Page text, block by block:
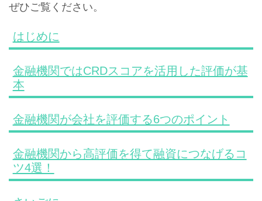
ぜひご覧ください。
はじめに
金融機関ではCRDスコアを活用した評価が基
本
金融機関が会社を評価する6つのポイント
金融機関から高評価を得て融資につなげるコ
ツ4選！